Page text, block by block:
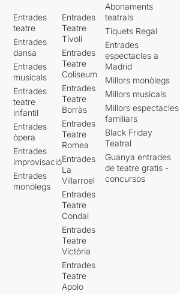
Entrades
teatre
Entrades
dansa
Entrades
musicals
Entrades
teatre
infantil
Entrades
òpera
Entrades
improvisació
Entrades
monòlegs
Entrades
Teatre
Tívoli
Entrades
Teatre
Coliseum
Entrades
Teatre
Borràs
Entrades
Teatre
Romea
Entrades
La
Villarroel
Entrades
Teatre
Condal
Entrades
Teatre
Victòria
Entrades
Teatre
Apolo
Abonaments
teatrals
Tiquets Regal
Entrades
espectacles a
Madrid
Millors monòlegs
Millors musicals
Millors espectacles
familiars
Black Friday
Teatral
Guanya entrades
de teatre gratis -
concursos